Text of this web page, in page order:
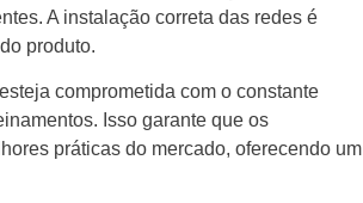
A instalação correta das redes é
produto.
comprometida com o constante
Isso garante que os
práticas do mercado, oferecendo um